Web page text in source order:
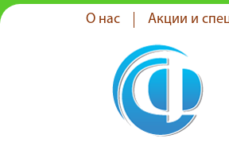
О нас Акции и